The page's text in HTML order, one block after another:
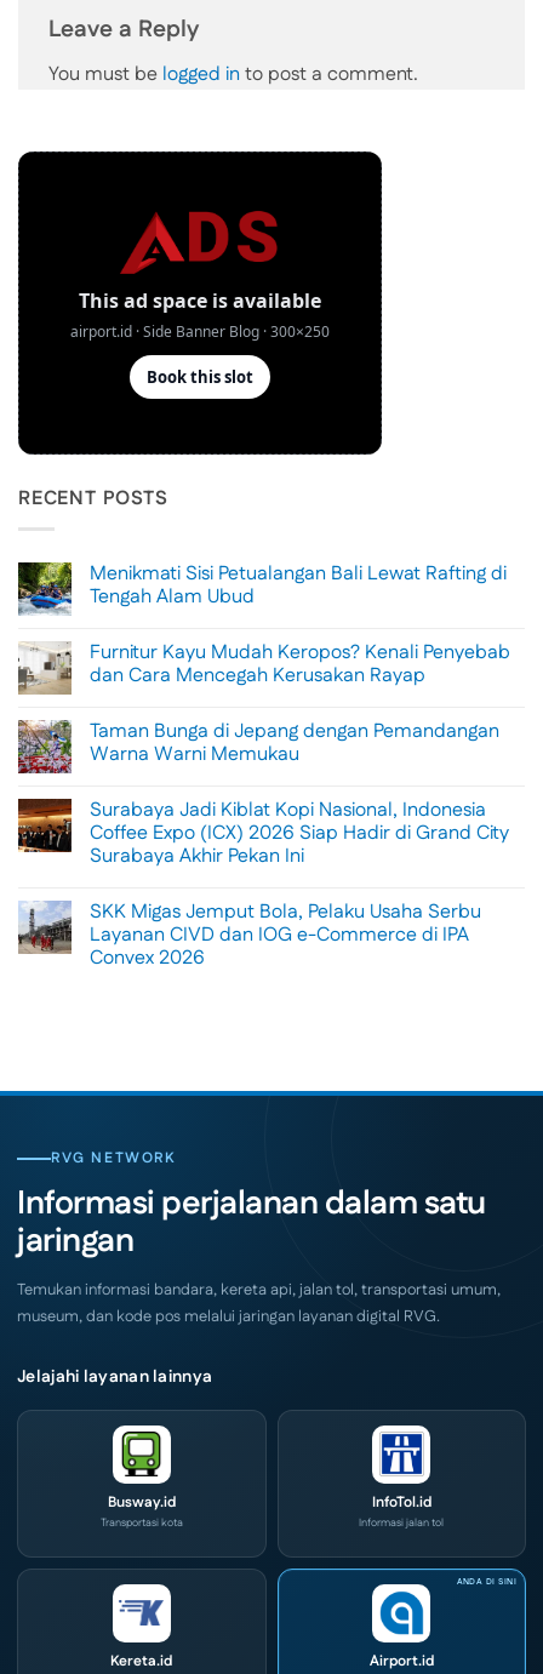
Leave a Reply
You must be logged in to post a comment.
RECENT POSTS
Menikmati Sisi Petualangan Bali Lewat Rafting di
Tengah Alam Ubud
on
Menikmati
Sisi
Lewat
Rafting
di
Ubud
Furnitur Kayu Mudah Keropos? Kenali Penyebab
dan Cara Mencegah Kerusakan Rayap
on
Furnitur
Kayu
Kenali
Penyebab
dan
Cara
Rayap
Taman Bunga di Jepang dengan Pemandangan
Warna Warni Memukau
on
Taman
Bunga
di
Pemandangan
Warna
Warni
Memukau
Surabaya Jadi Kiblat Kopi Nasional, Indonesia
Coffee Expo (ICX) 2026 Siap Hadir di Grand City
Surabaya Akhir Pekan Ini
on
Surabaya
Jadi
Kiblat
Hadir
City
Surabaya
Pekan
Ini
SKK Migas Jemput Bola, Pelaku Usaha Serbu
Layanan CIVD dan IOG e-Commerce di IPA
Convex 2026
Pelaku
CIVD
e-
Commerce
di
IPA
2026
RVG NETWORK
Informasi perjalanan dalam satu
jaringan
Temukan informasi bandara, kereta api, jalan tol, transportasi umum,
museum, dan kode pos melalui jaringan layanan digital RVG.
Jelajahi layanan lainnya
Busway.id
Transportasi kota
InfoTol.id
Informasi jalan tol
Kereta.id Airport.id